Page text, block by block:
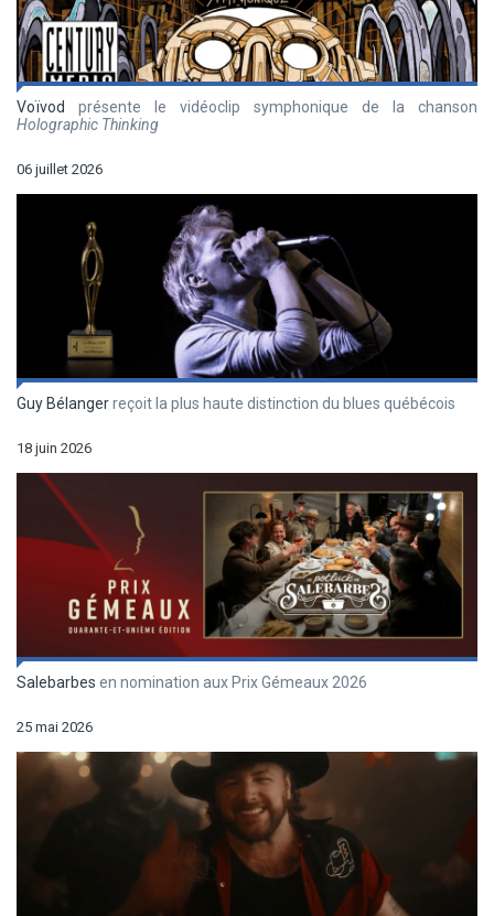
Voïvod
présente le vidéoclip symphonique de la chanson
Holographic Thinking
06 juillet 2026
Guy Bélangerreçoit la plus haute distinction du blues québécois
18 juin 2026
Salebarbes en nomination aux Prix Gémeaux 2026
25 mai 2026